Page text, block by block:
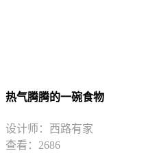
热气腾腾的一碗食物
设计师：西路有家
查看：2686